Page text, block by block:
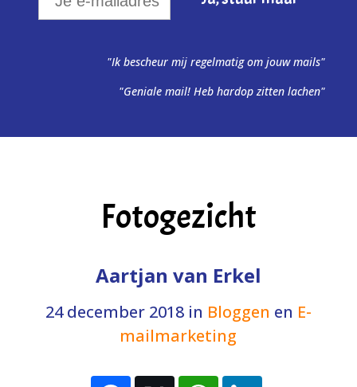
"Ik bescheur mij regelmatig om jouw mails"
"Geniale mail! Heb hardop zitten lachen"
Fotogezicht
Aartjan van Erkel
24 december 2018in Bloggen en E-
mailmarketing